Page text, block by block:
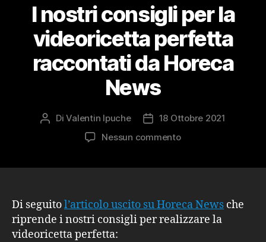
I nostri consigli per la
videoricetta perfetta
raccontati da Horeca
News
Autore
DiValentin Ipuche
Data18 Ottobre 2021
Nessun commentosu
la
videoricetta
Di seguitol’articolo uscito su Horeca News che
riprende i nostri consigli per realizzare la
videoricetta perfetta: